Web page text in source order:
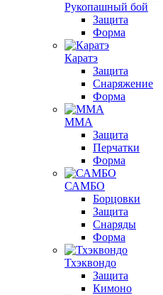
Рукопашный бой
Защита
Форма
Каратэ
Защита
Снаряжение
Форма
ММА
Защита
Перчатки
Форма
САМБО
Борцовки
Защита
Снаряды
Форма
Тхэквондо
Защита
Кимоно